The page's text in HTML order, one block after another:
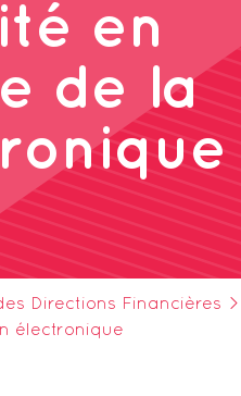
en
de la
Directions Financières
>
électronique